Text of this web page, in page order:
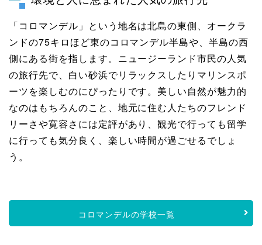
「コロマンデル」という地名は北島の東側、オークラ
ンドの75キロほど東のコロマンデル半島や、半島の西
側にある街を指します。ニュージーランド市民の人気
の旅行先で、白い砂浜でリラックスしたりマリンスポ
ーツを楽しむのにぴったりです。美しい自然が魅力的
なのはもちろんのこと、地元に住む人たちのフレンド
リーさや寛容さには定評があり、観光で行っても留学
に行っても気分良く、楽しい時間が過ごせるでしょ
う。
コロマンデルの学校一覧